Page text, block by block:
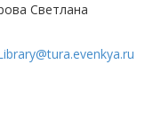
Светлана